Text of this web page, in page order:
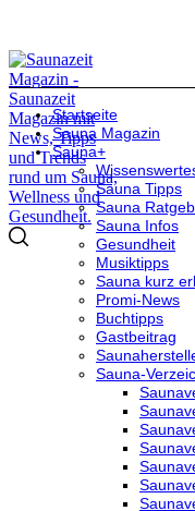
Startseite
Sauna Magazin
Sauna+
Sauna Tipps
Sauna
Sauna Infos
Gesundheit
Musiktipps
Sauna kurz
Promi-News
Buchtipps
Gastbeitrag
Sauna-